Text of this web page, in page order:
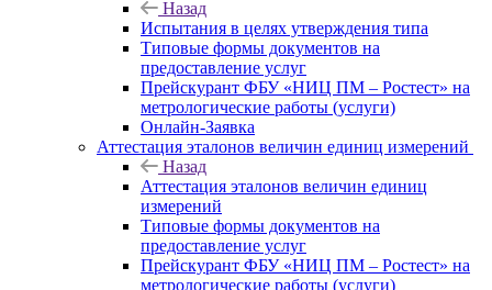
Назад
Испытания в целях утверждения типа
Типовые формы документов на
предоставление услуг
Прейскурант ФБУ «НИЦ ПМ – Ростест» на
метрологические работы (услуги)
Онлайн-Заявка
Аттестация эталонов величин единиц измерений
Назад
Аттестация эталонов величин единиц
измерений
Типовые формы документов на
предоставление услуг
Прейскурант ФБУ «НИЦ ПМ – Ростест» на
метрологические работы (услуги)